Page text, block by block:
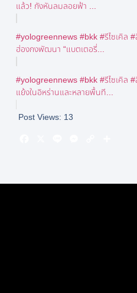
แล้ว! กังหันลมลอยฟ้า ...
#yologreennews #bkk #รีไซเคิล
ฮ่องกงพัฒนา “แบตเตอรี่...
#yologreennews #bkk #รีไซเคิล
แย้งในอิหร่านและหลายพื้นที...
Post Views: 13